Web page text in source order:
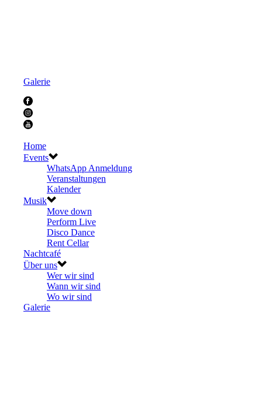
Galerie
Home
Events
WhatsApp Anmeldung
Veranstaltungen
Kalender
Musik
Move down
Perform Live
Disco Dance
Rent Cellar
Nachtcafé
Über uns
Wer wir sind
Wann wir sind
Wo wir sind
Galerie